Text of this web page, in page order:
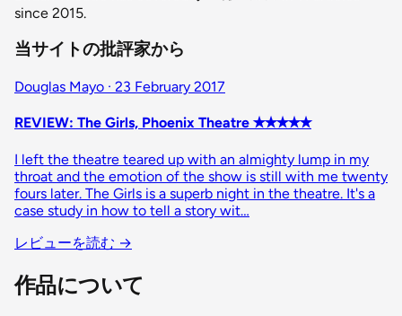
since 2015.
当サイトの批評家から
Douglas Mayo · 23 February 2017
REVIEW: The Girls, Phoenix Theatre ✭✭✭✭✭
I left the theatre teared up with an almighty lump in my
throat and the emotion of the show is still with me twenty
fours later. The Girls is a superb night in the theatre. It's a
case study in how to tell a story wit…
レビューを読む →
作品について